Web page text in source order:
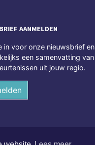
AANMELDEN
in voor onze nieuwsbrief en
een samenvatting van
uit jouw regio.